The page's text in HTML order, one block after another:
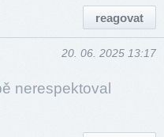
reagovat
20. 06. 2025 13:17
nerespektoval